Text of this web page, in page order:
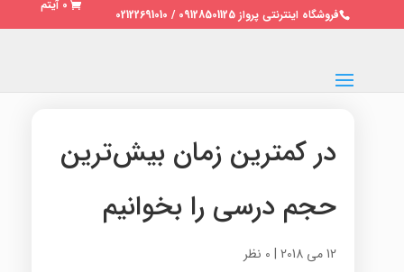
فروشگاه اینترنتی پرواز 09128501125 / 02122691010
0 آیتم
در کمترین زمان بیش‌ترین
حجم درسی را بخوانیم
12 می 2018 | 0 نظر